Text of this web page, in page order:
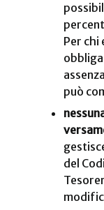
Per chi
può
del